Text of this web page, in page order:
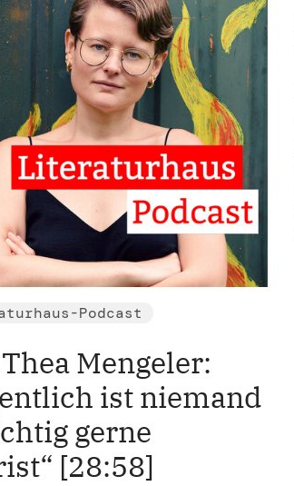
Podcast
Mengeler:
ist niemand
gerne
[28:58]